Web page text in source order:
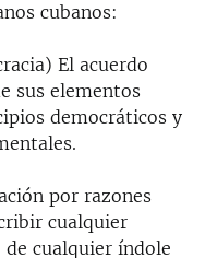
cubanos:
El acuerdo
sus elementos
democráticos y
por razones
cualquier
cualquier índole